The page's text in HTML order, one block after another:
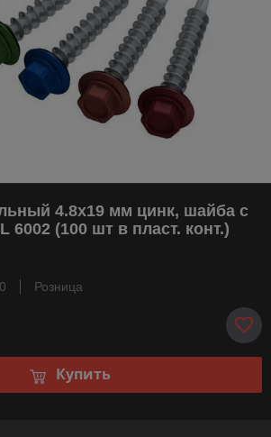
4.8х19 мм цинк, шайба с
6002 (100 шт в пласт. конт.)
Розница
Купить